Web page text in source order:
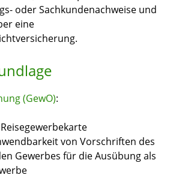
oder Sachkundenachweise und
eine
(GewO):
Reisegewerbekarte
von Vorschriften des
Gewerbes für die Ausübung als